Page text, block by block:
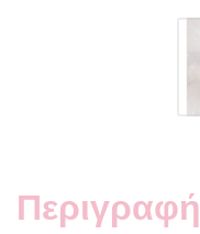
Περιγραφή